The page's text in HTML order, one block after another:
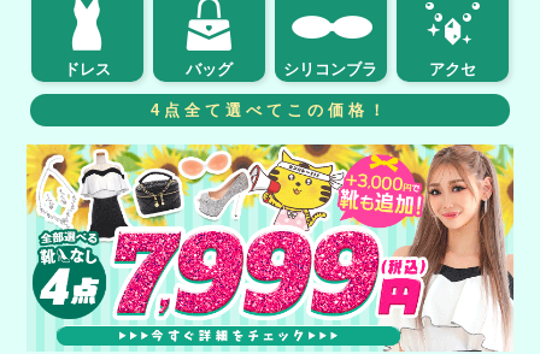
ドレス バッグ シリコンブラ アクセ
4点全て選べてこの価格！